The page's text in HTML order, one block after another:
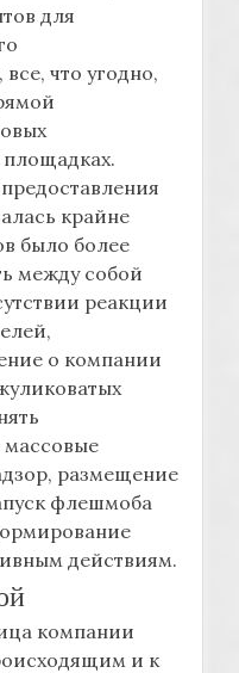
для
что угодно,
площадках.
крайне
было более
между собой
реакции
о компании
массовые
размещение
флешмоба
действиям.
компании
и к